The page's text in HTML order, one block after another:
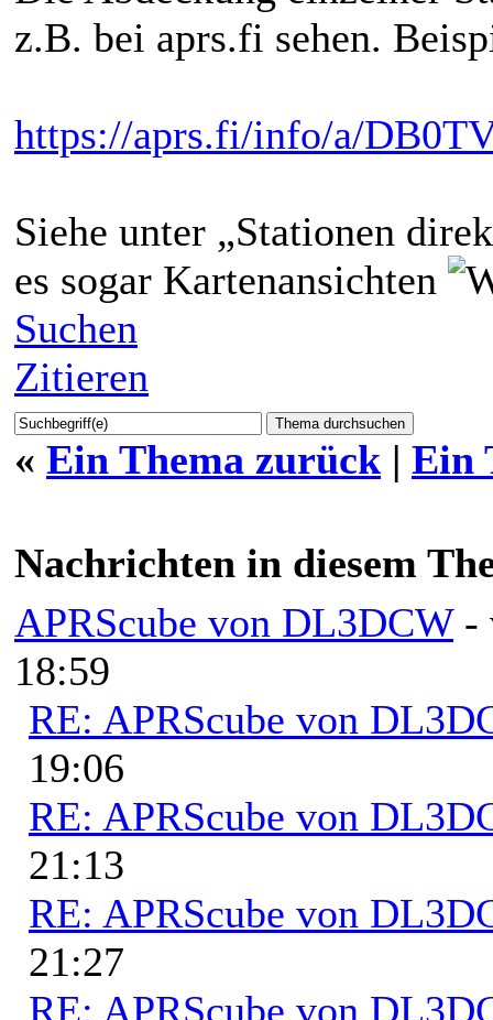
z.B. bei aprs.fi sehen.
https://aprs.fi/info/a/
Siehe unter „Stationen
es sogar Kartenansichten
Suchen
Zitieren
« Ein Thema zurück | Ein
Nachrichten in diesem
APRScube von DL3DCW -
18:59
RE: APRScube von
19:06
RE: APRScube von
21:13
RE: APRScube von
21:27
RE: APRScube von